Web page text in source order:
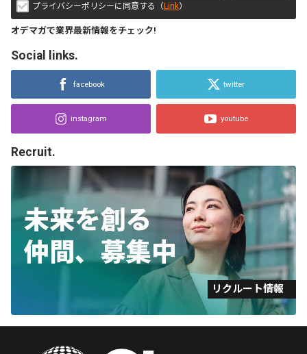
プライバシーポリシーに同意する（ Link）
オデマガで業界最新情報をチェック!
Social links.
facebook twitter
instagram youtube
Recruit.
リクルート情報